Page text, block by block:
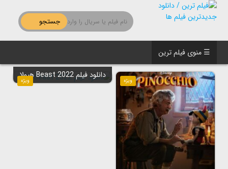
جستجو
☰ منوی فیلم ترین
ویژه ویژه
دانلود فیلم Beast 2022 هیولا